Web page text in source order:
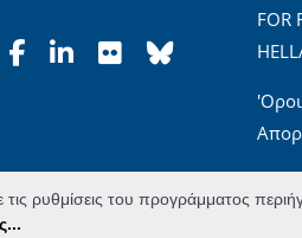
FOR
τις ρυθμίσεις του προγράμματος